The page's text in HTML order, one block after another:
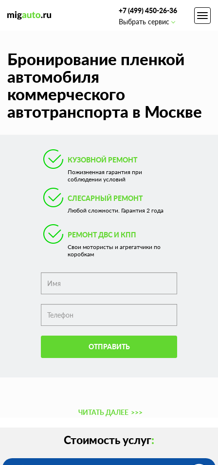
+7 (499) 450-26-36
Выбрать сервис
Бронирование пленкой
автомобиля
коммерческого
автотранспорта в Москве
КУЗОВНОЙ РЕМОНТ
Пожизненная гарантия при
соблюдении условий
СЛЕСАРНЫЙ РЕМОНТ
Любой сложности. Гарантия 2 года
РЕМОНТ ДВС И КПП
Свои мотористы и агрегатчики по
коробкам
ОТПРАВИТЬ
ЧИТАТЬ ДАЛЕЕ >>>
Стоимость услуг: